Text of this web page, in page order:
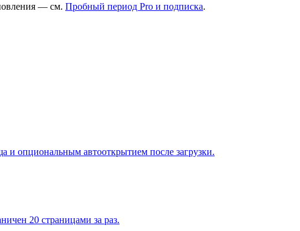
— см. Пробный период Pro и подписка.
опциональным автооткрытием после загрузки.
20 страницами за раз.